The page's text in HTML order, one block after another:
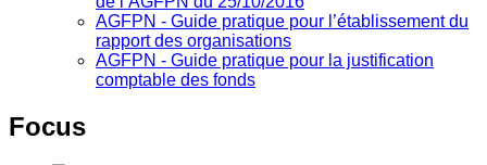
AGFPN ‐ Guide pratique pour l’établissement du
rapport des organisations
AGFPN ‐ Guide pratique pour la justification
comptable des fonds
Focus